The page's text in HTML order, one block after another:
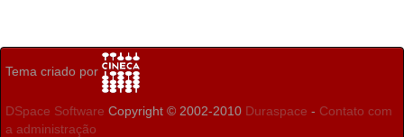
Tema criado por
DSpace Software Copyright © 2002-2010 Duraspace - Contato com
a administração